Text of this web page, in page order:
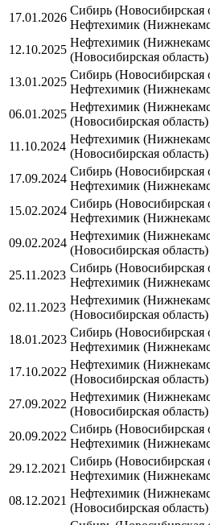
17.01.2026
Сибирь (Новосибирская
Нефтехимик
12.10.2025
Нефтехимик
(Новосибирская область)
13.01.2025
Сибирь (Новосибирская
Нефтехимик
06.01.2025
Нефтехимик
(Новосибирская область)
11.10.2024
Нефтехимик
(Новосибирская область)
17.09.2024
Сибирь (Новосибирская
Нефтехимик
15.02.2024
Сибирь (Новосибирская
Нефтехимик
09.02.2024
Нефтехимик
(Новосибирская область)
25.11.2023
Сибирь (Новосибирская
Нефтехимик
02.11.2023
Нефтехимик
(Новосибирская область)
18.01.2023
Сибирь (Новосибирская
Нефтехимик
17.10.2022
Нефтехимик
(Новосибирская область)
27.09.2022
Нефтехимик
(Новосибирская область)
20.09.2022
Сибирь (Новосибирская
Нефтехимик
29.12.2021
Сибирь (Новосибирская
Нефтехимик
08.12.2021
Нефтехимик
(Новосибирская область)